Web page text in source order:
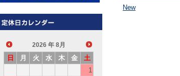
2026 年 8月
日 月 火 水 木 金
土
1
New